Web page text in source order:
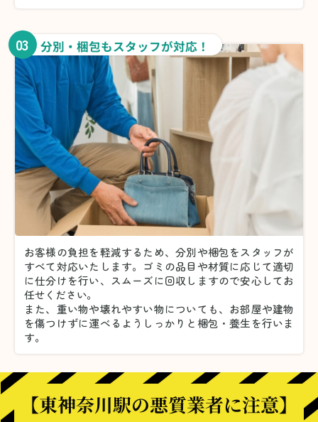
03 分別・梱包もスタッフが対応！
お客様の負担を軽減するため、分別や梱包をスタッフが
すべて対応いたします。 ゴミの品目や材質に応じて適切
に仕分けを行い、スムーズに回収しますので安心してお
任せください。
また、重い物や壊れやすい物についても、お部屋や建物
を傷つけずに運べるようしっかりと梱包・養生を行いま
す。
【東神奈川駅の悪質業者に注意】